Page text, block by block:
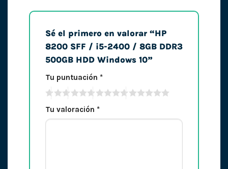
Sé el primero en valorar “HP
8200 SFF / i5-2400 / 8GB DDR3
500GB HDD Windows 10”
Tu puntuación *
Tu valoración *